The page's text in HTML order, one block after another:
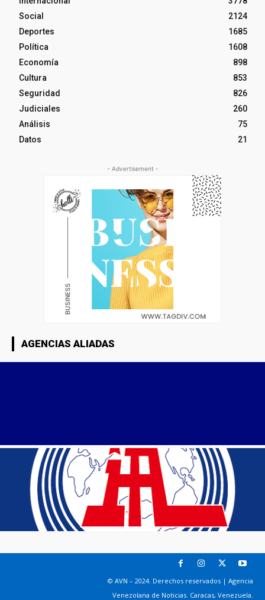
Social
2124
Deportes
1685
Política
1608
Economía
898
Cultura
853
Seguridad
826
Judiciales
260
Análisis
75
Datos
21
- Advertisement -
AGENCIAS ALIADAS
© AVN – 2024. Derechos reservados | Agencia
Venezolana de Noticias. Caracas, Venezuela.